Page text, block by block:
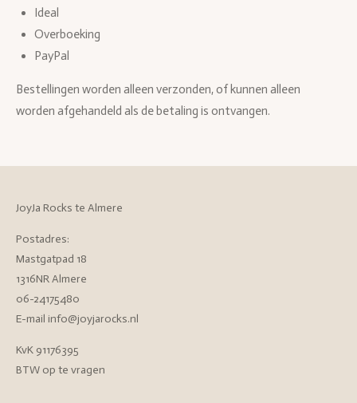
Ideal
Overboeking
PayPal
Bestellingen worden alleen verzonden, of kunnen alleen
worden afgehandeld als de betaling is ontvangen.
JoyJa Rocks te Almere
Postadres:
Mastgatpad 18
1316NR Almere
06-24175480
E-mail info@joyjarocks.nl
KvK 91176395
BTW op te vragen